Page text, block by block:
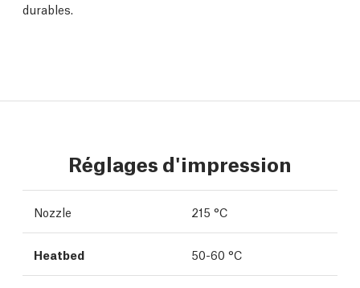
durables.
Réglages d'impression
Nozzle 215 °C
Heatbed 50-60 °C